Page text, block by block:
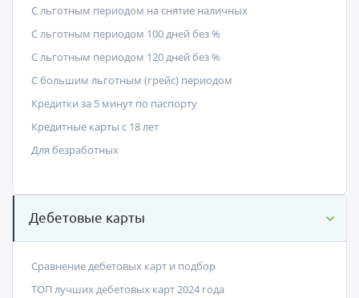
С льготным периодом на снятие наличных
С льготным периодом 100 дней без %
С льготным периодом 120 дней без %
С большим льготным (грейс) периодом
Кредитки за 5 минут по паспорту
Кредитные карты с 18 лет
Для безработных
Дебетовые карты
Сравнение дебетовых карт и подбор
ТОП лучших дебетовых карт 2024 года